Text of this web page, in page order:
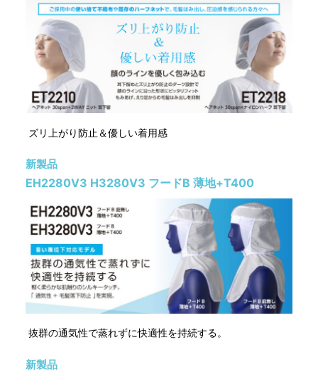
ズリ上がり防止＆優しい着用感
新製品
EH2280V3 H3280V3 フードB 薄地+T400
抜群の通気性で蒸れずに快適性を持続する。
新製品